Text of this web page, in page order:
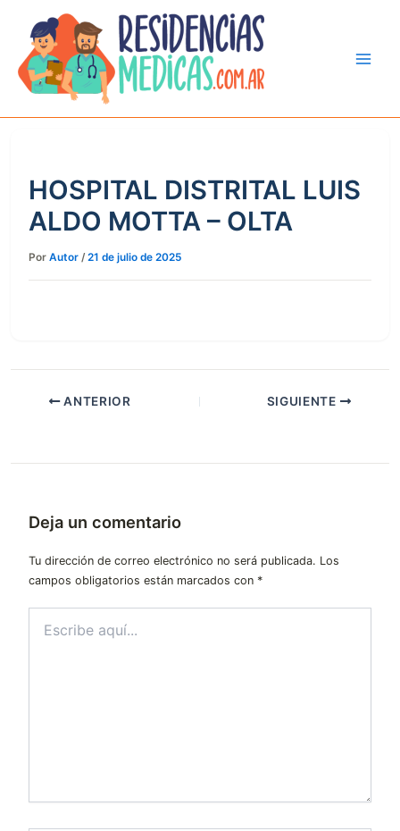
contenido
HOSPITAL DISTRITAL LUIS
ALDO MOTTA – OLTA
Por Autor /21 de julio de 2025
ANTERIOR SIGUIENTE
Deja un comentario
Tu dirección de correo electrónico no será publicada. Los
campos obligatorios están marcados con *
aquí...